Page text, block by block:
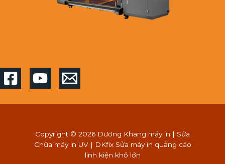
Copyright © 2026 Dương Khang máy in | Sửa
Chữa máy in UV | DKfix Sửa máy in quảng cáo
linh kiện khổ lớn